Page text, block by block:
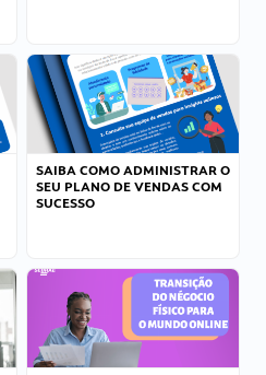
SAIBA COMO ADMINISTRAR O
SEU PLANO DE VENDAS COM
SUCESSO